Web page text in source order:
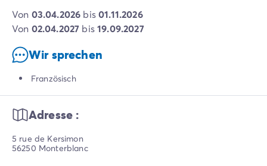
von 03.04.2026 bis01.11.2026
von 02.04.2027 bis19.09.2027
Wir sprechen
Französisch
Adresse :
5 rue de Kersimon
56250 Monterblanc